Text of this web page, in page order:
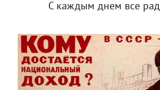
С каждым днем все